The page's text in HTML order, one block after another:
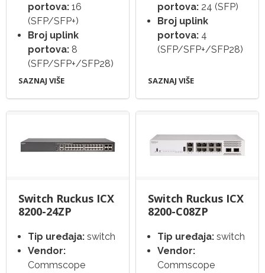
portova: 16
(SFP/SFP+)
Broj uplink
portova: 8
(SFP/SFP+/SFP28)
SAZNAJ VIŠE
portova: 24 (SFP)
Broj uplink
portova: 4
(SFP/SFP+/SFP28)
SAZNAJ VIŠE
Switch Ruckus ICX
8200-24ZP
Tip uređaja: switch
Vendor:
Commscope
Switch Ruckus ICX
8200-C08ZP
Tip uređaja: switch
Vendor:
Commscope